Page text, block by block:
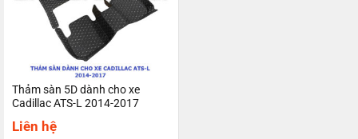
Thảm sàn 5D dành cho xe
Cadillac ATS-L 2014-2017
Liên hệ